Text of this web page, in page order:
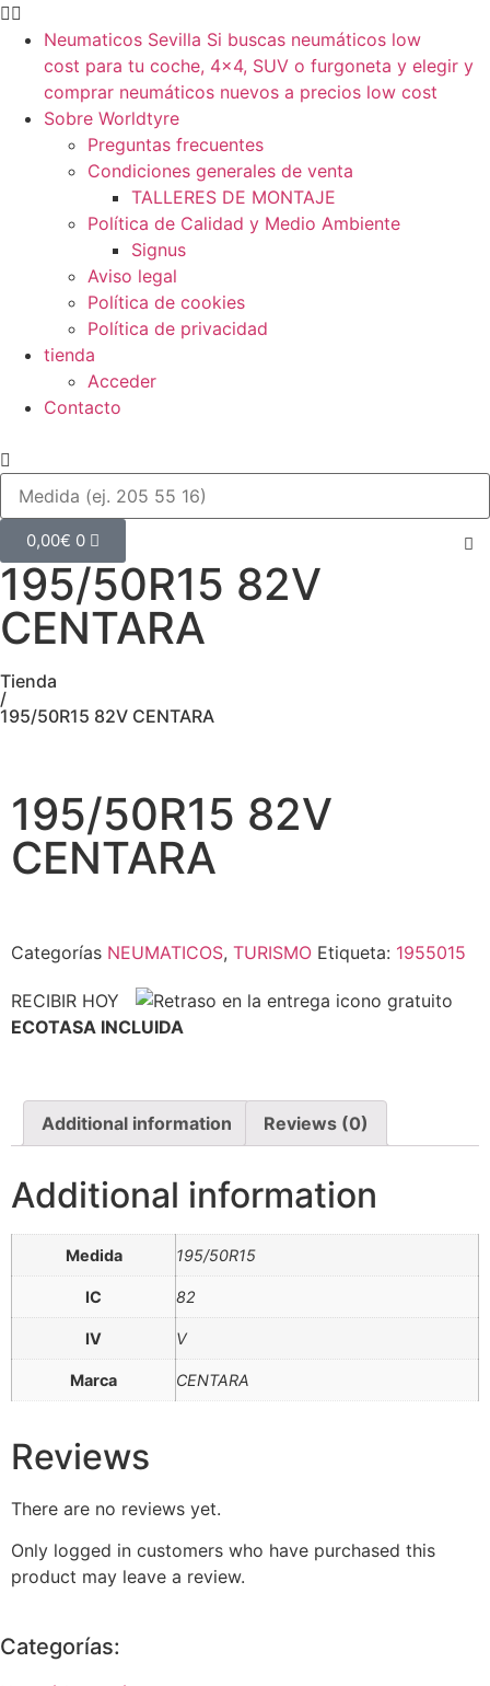
Neumaticos Sevilla Si buscas neumáticos low
cost para tu coche, 4×4, SUV o furgoneta y elegir y
comprar neumáticos nuevos a precios low cost
Sobre Worldtyre
Preguntas frecuentes
Condiciones generales de venta
TALLERES DE MONTAJE
Política de Calidad y Medio Ambiente
Signus
Aviso legal
Política de cookies
Política de privacidad
tienda
Acceder
Contacto
0,00€ 0
195/50R15 82V
CENTARA
Tienda
/
195/50R15 82V CENTARA
195/50R15 82V
CENTARA
Categorías NEUMATICOS, TURISMO Etiqueta: 1955015
RECIBIR HOY
ECOTASA INCLUIDA
Additional information Reviews (0)
Additional information
Medida 195/50R15
IC 82
IV V
Marca CENTARA
Reviews
There are no reviews yet.
Only logged in customers who have purchased this
product may leave a review.
Categorías: